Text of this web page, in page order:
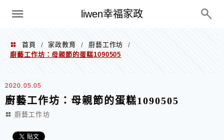
liwen幸福家政
menu
首頁 / 家政教育 / 廚藝工作坊
/
廚藝工作坊：母親節的蛋糕1090505
2020.05.05
廚藝工作坊：母親節的蛋糕1090505
廚藝工作坊